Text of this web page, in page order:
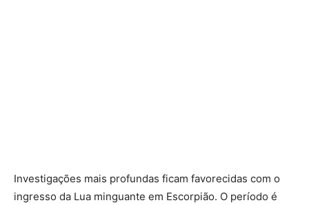
Investigações mais profundas ficam favorecidas com o
ingresso da Lua minguante em Escorpião. O período é